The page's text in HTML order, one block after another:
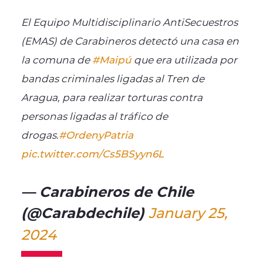
El Equipo Multidisciplinario AntiSecuestros
(EMAS) de Carabineros detectó una casa en
la comuna de#Maipúque era utilizada por
bandas criminales ligadas al Tren de
Aragua, para realizar torturas contra
personas ligadas al tráfico de
drogas.#OrdenyPatria
pic.twitter.com/Cs5BSyyn6L
— Carabineros de Chile
(@Carabdechile)January 25,
2024